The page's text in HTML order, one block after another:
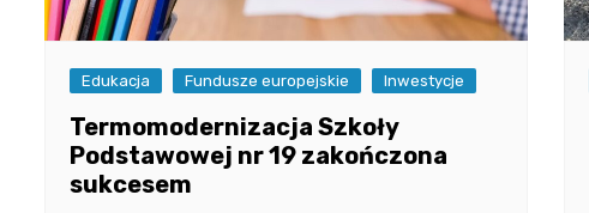
Edukacja Fundusze europejskie Inwestycje
Termomodernizacja Szkoły
Podstawowej nr 19 zakończona
sukcesem